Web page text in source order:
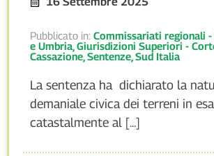
Pubblicato in: Commissariati regionali -
e Umbria, Giurisdizioni Superiori -
Cassazione, Sentenze, Sud Italia
La sentenza ha dichiarato la
demaniale civica dei terreni in
catastalmente al [...]